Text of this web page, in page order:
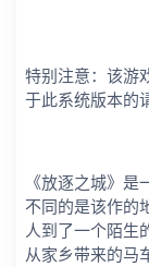
特别注意：该游
于此系统版本的
《放逐之城》
不同的是该作的
人到了一个陌生
从家乡带来的马